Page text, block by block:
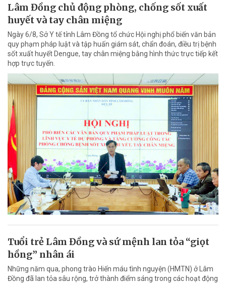
Lâm Đồng chủ động phòng, chống sốt xuất
huyết và tay chân miệng
Ngày 6/8, Sở Y tế tỉnh Lâm Đồng tổ chức Hội nghị phổ biến văn bản
quy phạm pháp luật và tập huấn giám sát, chẩn đoán, điều trị bệnh
sốt xuất huyết Dengue, tay chân miệng bằng hình thức trực tiếp kết
hợp trực tuyến.
Tuổi trẻ Lâm Đồng và sứ mệnh lan tỏa “giọt
hồng” nhân ái
Những năm qua, phong trào Hiến máu tình nguyện (HMTN) ở Lâm
Đồng đã lan tỏa sâu rộng, trở thành điểm sáng trong các hoạt động